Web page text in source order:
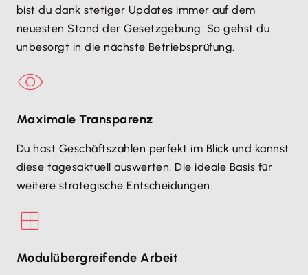
bist du dank stetiger Updates immer auf dem
neuesten Stand der Gesetzgebung. So gehst du
unbesorgt in die nächste Betriebsprüfung.
Maximale Transparenz
Du hast Geschäftszahlen perfekt im Blick und kannst
diese tagesaktuell auswerten. Die ideale Basis für
weitere strategische Entscheidungen.
Modulübergreifende Arbeit